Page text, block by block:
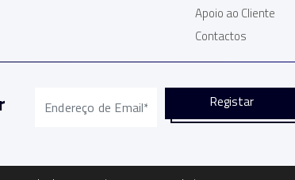
Apoio ao Cliente
Contactos